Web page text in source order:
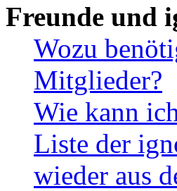
Freunde und
Wozu
Mitglieder?
Wie kann
Liste der
wieder aus